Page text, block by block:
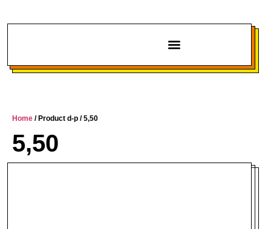
Home / Product d-p / 5,50
5,50